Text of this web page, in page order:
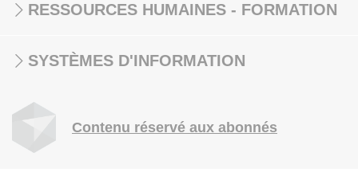
RESSOURCES HUMAINES - FORMATION
SYSTÈMES D'INFORMATION
Contenu réservé aux abonnés